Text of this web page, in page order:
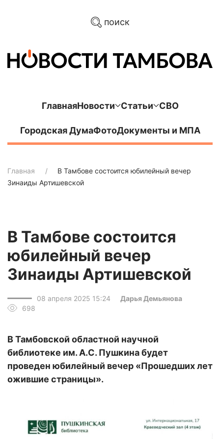
поиск
ГлавнаяНовости Статьи СВО
Городская ДумаФотоДокументы и МПА
Главная
В Тамбове состоится юбилейный вечер
Зинаиды Артишевской
В Тамбове состоится
юбилейный вечер
Зинаиды Артишевской
08 апреля 2025 15:24
Дарья Демьянова
698
В Тамбовской областной научной
библиотеке им. А.С. Пушкина будет
проведен юбилейный вечер «Прошедших лет
ожившие страницы».